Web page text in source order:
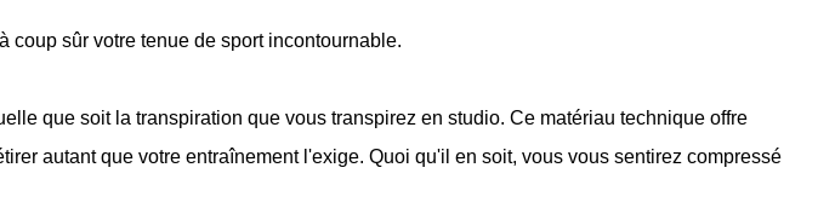
coup sûr votre tenue de sport incontournable.
que soit la transpiration que vous transpirez en studio. Ce matériau technique offre
autant que votre entraînement l'exige. Quoi qu'il en soit, vous vous sentirez compressé